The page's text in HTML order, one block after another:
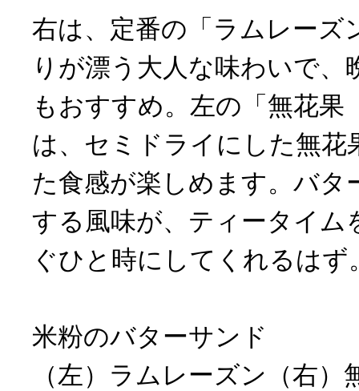
右は、定番の「ラムレーズ
りが漂う大人な味わいで、
もおすすめ。左の「無花果
は、セミドライにした無花
た食感が楽しめます。バタ
する風味が、ティータイム
ぐひと時にしてくれるはず
米粉のバターサンド
（左）ラムレーズン（右）